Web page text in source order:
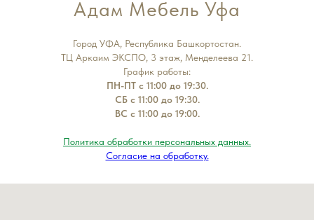
Адам Мебель Уфа
Город УФА, Республика Башкортостан.
ТЦ Аркаим ЭКСПО, 3 этаж, Менделеева 21.
График работы:
ПН-ПТ с 11:00 до 19:30.
СБ с 11:00 до 19:30.
ВС с 11:00 до 19:00.
Политика обработки персональных данных.
Согласие на обработку.